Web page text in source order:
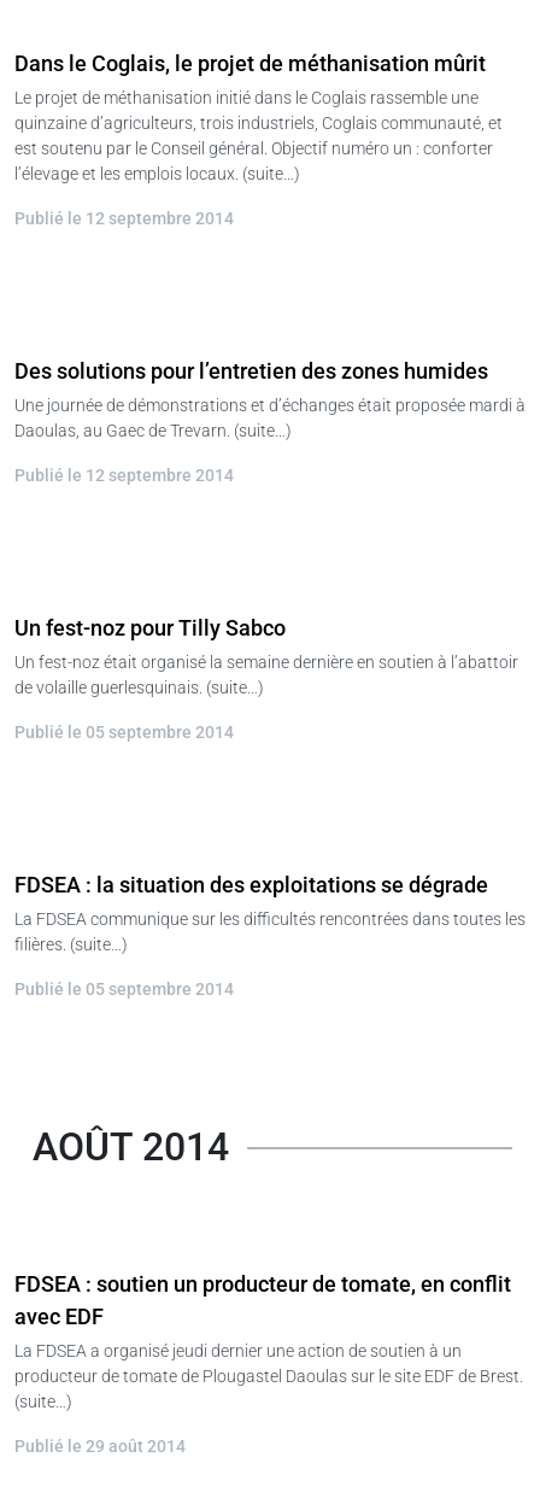
Dans le Coglais, le projet de méthanisation mûrit
Le projet de méthanisation initié dans le Coglais rassemble une
quinzaine d’agriculteurs, trois industriels, Coglais communauté, et
est soutenu par le Conseil général. Objectif numéro un : conforter
l’élevage et les emplois locaux. (suite…)
Publié le 12 septembre 2014
Des solutions pour l’entretien des zones humides
Une journée de démonstrations et d’échanges était proposée mardi à
Daoulas, au Gaec de Trevarn. (suite…)
Publié le 12 septembre 2014
Un fest-noz pour Tilly Sabco
Un fest-noz était organisé la semaine dernière en soutien à l’abattoir
de volaille guerlesquinais. (suite…)
Publié le 05 septembre 2014
FDSEA : la situation des exploitations se dégrade
La FDSEA communique sur les difficultés rencontrées dans toutes les
filières. (suite…)
Publié le 05 septembre 2014
AOÛT 2014
FDSEA : soutien un producteur de tomate, en conflit
avec EDF
La FDSEA a organisé jeudi dernier une action de soutien à un
producteur de tomate de Plougastel Daoulas sur le site EDF de Brest.
(suite…)
Publié le 29 août 2014